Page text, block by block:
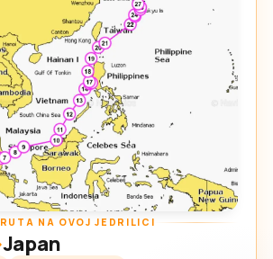
RUTA NA OVOJ JEDRILICI
Japan